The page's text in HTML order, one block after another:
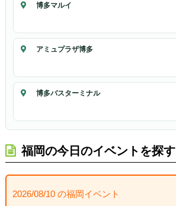
博多マルイ
アミュプラザ博多
博多バスターミナル
福岡の今日のイベントを探す
2026/08/10 の福岡イベント